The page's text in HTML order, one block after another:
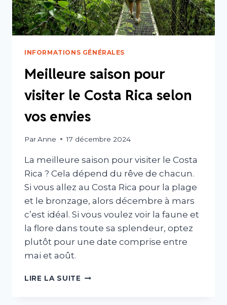
INFORMATIONS GÉNÉRALES
Meilleure saison pour
visiter le Costa Rica selon
vos envies
ParAnne 17 décembre 2024
La meilleure saison pour visiter le Costa
Rica ? Cela dépend du rêve de chacun.
Si vous allez au Costa Rica pour la plage
et le bronzage, alors décembre à mars
c’est idéal. Si vous voulez voir la faune et
la flore dans toute sa splendeur, optez
plutôt pour une date comprise entre
mai et août.
LIRE LA SUITE MEILLEURE